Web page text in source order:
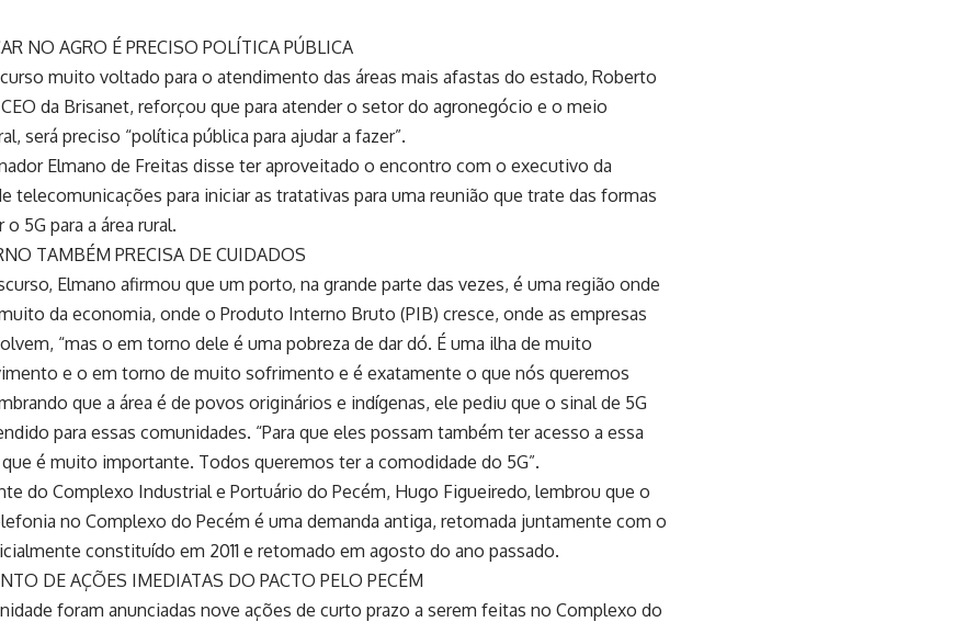
NO AGRO É PRECISO POLÍTICA PÚBLICA
muito voltado para o atendimento das áreas mais afastas do estado, Roberto
da Brisanet, reforçou que para atender o setor do agronegócio e o meio
será preciso “política pública para ajudar a fazer”.
Elmano de Freitas disse ter aproveitado o encontro com o executivo da
telecomunicações para iniciar as tratativas para uma reunião que trate das formas
o 5G para a área rural.
TAMBÉM PRECISA DE CUIDADOS
Elmano afirmou que um porto, na grande parte das vezes, é uma região onde
da economia, onde o Produto Interno Bruto (PIB) cresce, onde as empresas
“mas o em torno dele é uma pobreza de dar dó. É uma ilha de muito
e o em torno de muito sofrimento e é exatamente o que nós queremos
que a área é de povos originários e indígenas, ele pediu que o sinal de 5G
para essas comunidades. “Para que eles possam também ter acesso a essa
é muito importante. Todos queremos ter a comodidade do 5G”.
do Complexo Industrial e Portuário do Pecém, Hugo Figueiredo, lembrou que o
no Complexo do Pecém é uma demanda antiga, retomada juntamente com o
constituído em 2011 e retomado em agosto do ano passado.
DE AÇÕES IMEDIATAS DO PACTO PELO PECÉM
foram anunciadas nove ações de curto prazo a serem feitas no Complexo do